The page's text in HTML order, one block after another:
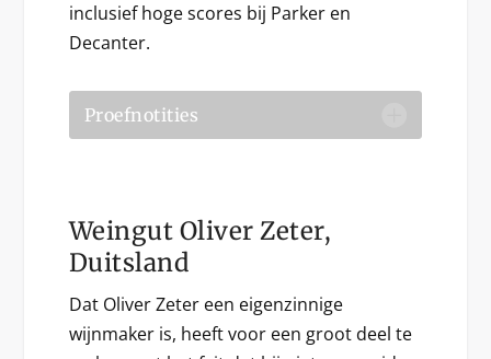
inclusief hoge scores bij Parker en
Decanter.
Proefnotities
Weingut Oliver Zeter,
Duitsland
Dat Oliver Zeter een eigenzinnige
wijnmaker is, heeft voor een groot deel te